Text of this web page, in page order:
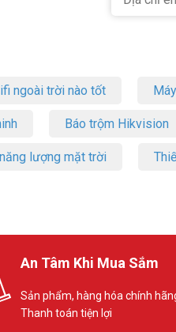
ngoài trời nào tốt
Báo trộm Hikvision
lượng mặt trời
An Tâm Khi Mua Sắm
Sản phẩm, hàng hóa chính
Thanh toán tiện lợi